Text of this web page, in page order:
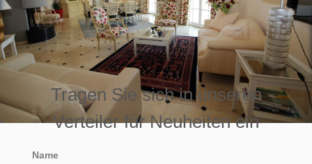
Tragen Sie sich in unseren
Verteiler für Neuheiten ein
Name